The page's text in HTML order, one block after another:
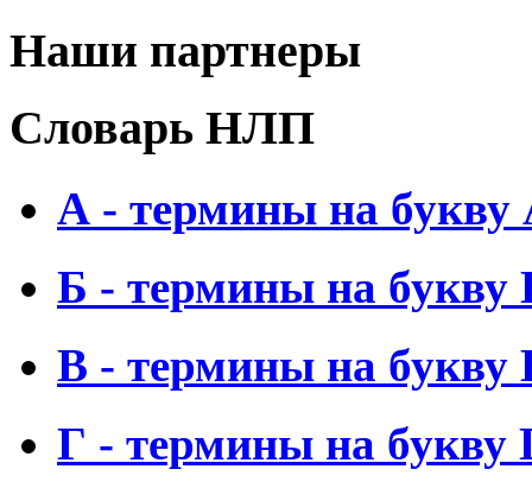
Наши партнеры
Словарь НЛП
А - термины на букву
Б - термины на букву
В - термины на букву
Г - термины на букву